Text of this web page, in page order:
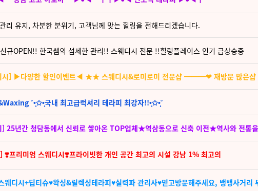
리 유지, 차분한 분위기, 고객님께 맞는 힐링을 전해드리겠습니다.
규OPEN!! 한국쌤의 섬세한 관리!! 스웨디시 전문 !!힐링플레이스 인기 급상승중
디시] ▶다양한 할인이벤트◀ ★★ 스웨디시&로미로미 전문샵 ━━━❤ 재방문 많
˚•̩̩͙✩•̩̩͙국내 최고급럭셔리 테라피 최강자!!•̩̩͙✩•̩̩͙˚
] 25년간 청담동에서 신뢰로 쌓아온 TOP업체★역삼동으로 신축 이전★역사와 전통
❣️프리미엄 스웨디시❣️프라이빗한 개인 공간 최고의 시설 강남 1% 최고의
웨디시+딥티슈♥왁싱&릴렉싱테라피♥실력파 관리사♥믿고방문해주세요, 뱅뱅사거리